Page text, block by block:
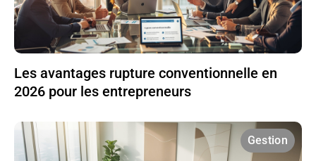
Les avantages rupture conventionnelle en
2026 pour les entrepreneurs
Gestion